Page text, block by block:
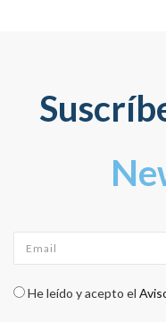
Check legal*
He leído y acepto el